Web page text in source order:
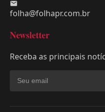
folha@folhapr.com.br
Newsletter
Receba as principais